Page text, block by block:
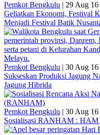
Pemkot Bengkulu | 29 Aug 16
Geliatkan Ekonomi, Festival
Menjadi Festival Batik
Pemkot Bengkulu | 30 Aug 16
Sukseskan Produksi Jagung
Jagung Hibrida
Pemkot Bengkulu | 30 Aug 16
Sosialisasi RANHAM : HAM